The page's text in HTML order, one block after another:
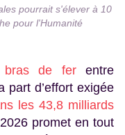
pourrait s'élever à 10
pour l'Humanité
bras de fer
entre
part d’effort exigée
les 43,8 milliards
promet en tout